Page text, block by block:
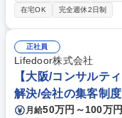
備安全規程整備等 募集職種 【刈谷】防火・設備安全業務・消防士や生産
技術の方歓迎！トヨタ主要
在宅OK
完全週休2日制
正社員
Lifedoor株式会社
【大阪/コンサルテ
解決/会社の集客制
月給50万円～100万円